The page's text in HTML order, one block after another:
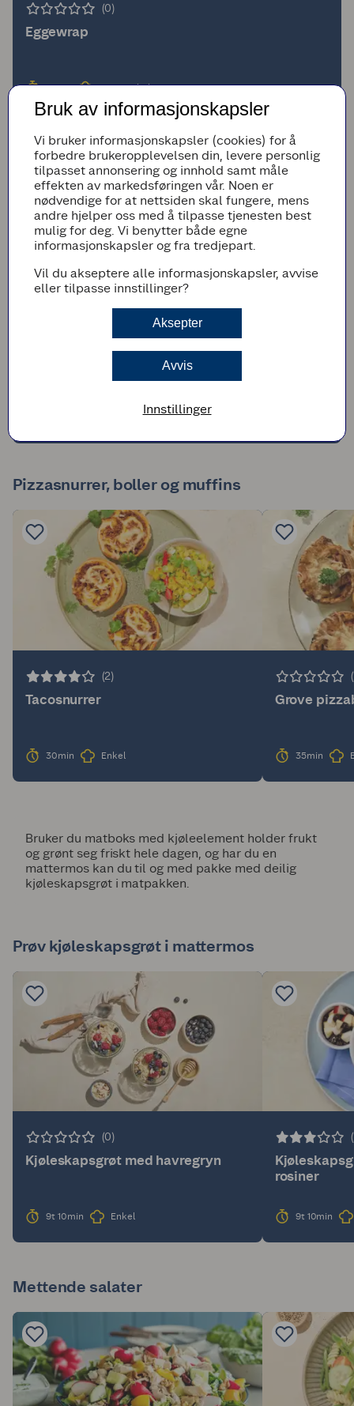
(0)
Eggewrap
10min Superenkel
(0)
Pizzasnurrer, boller og muffins
(2)
Tacosnurrer
30min Enkel
Grove
35min
Bruker du matboks med kjøleelement holder frukt
og grønt seg friskt hele dagen, og har du en
mattermos kan du til og med pakke med deilig
kjøleskapsgrøt i matpakken.
Prøv kjøleskapsgrøt i mattermos
(0)
Kjøleskapsgrøt med havregryn
9t 10min Enkel
rosiner
9t 10min
Mettende salater
Bruk av informasjonskapsler
Vi bruker informasjonskapsler (cookies) for å
forbedre brukeropplevelsen din, levere personlig
tilpasset annonsering og innhold samt måle
effekten av markedsføringen vår. Noen er
nødvendige for at nettsiden skal fungere, mens
andre hjelper oss med å tilpasse tjenesten best
mulig for deg. Vi benytter både egne
informasjonskapsler og fra tredjepart.
Vil du akseptere alle informasjonskapsler, avvise
eller tilpasse innstillinger?
Aksepter
Avvis
Innstillinger